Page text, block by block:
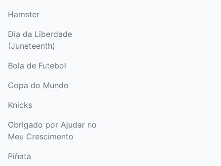
Hamster
Dia da Liberdade
(Juneteenth)
Bola de Futebol
Copa do Mundo
Knicks
Obrigado por Ajudar no
Meu Crescimento
Piñata